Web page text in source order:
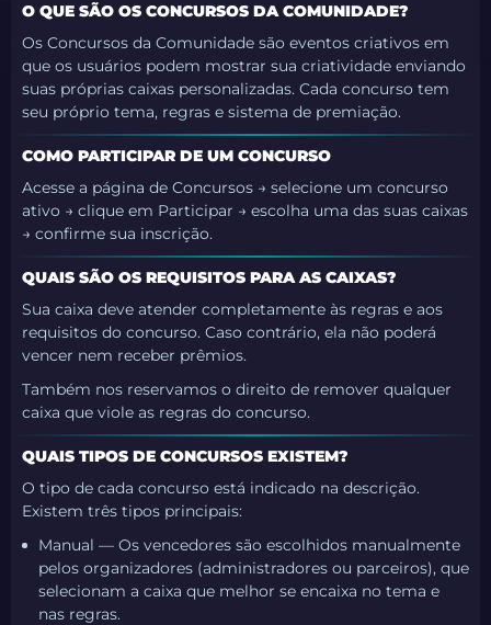
O QUE SÃO OS CONCURSOS DA COMUNIDADE?
Os Concursos da Comunidade são eventos criativos em
que os usuários podem mostrar sua criatividade enviando
suas próprias caixas personalizadas. Cada concurso tem
seu próprio tema, regras e sistema de premiação.
COMO PARTICIPAR DE UM CONCURSO
Acesse a página de Concursos → selecione um concurso
ativo → clique em Participar → escolha uma das suas caixas
→ confirme sua inscrição.
QUAIS SÃO OS REQUISITOS PARA AS CAIXAS?
Sua caixa deve atender completamente às regras e aos
requisitos do concurso. Caso contrário, ela não poderá
vencer nem receber prêmios.
Também nos reservamos o direito de remover qualquer
caixa que viole as regras do concurso.
QUAIS TIPOS DE CONCURSOS EXISTEM?
O tipo de cada concurso está indicado na descrição.
Existem três tipos principais:
Manual — Os vencedores são escolhidos manualmente
pelos organizadores (administradores ou parceiros), que
selecionam a caixa que melhor se encaixa no tema e
nas regras.